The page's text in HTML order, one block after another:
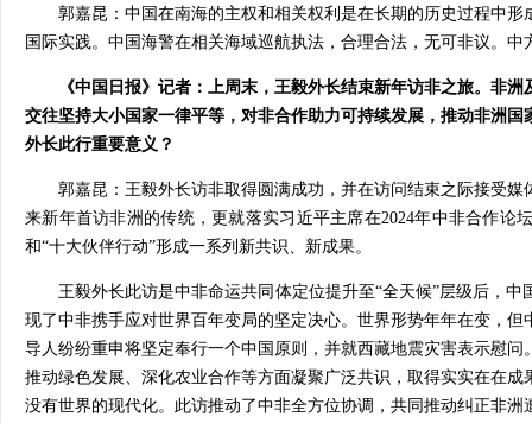
郭嘉昆：中国在南海的主权和相关权利是在长期的历史过程中
国际实践。中国海警在相关海域巡航执法，合理合法，无可非议。
《中国日报》记者：上周末，王毅外长结束新年访非之旅。非
交往坚持大小国家一律平等，对非合作助力可持续发展，推动非洲
外长此行重要意义？
郭嘉昆：王毅外长访非取得圆满成功，并在访问结束之际接受
来新年首访非洲的传统，更就落实习近平主席在2024年中非合作论
和“十大伙伴行动”形成一系列新共识、新成果。
王毅外长此访是中非命运共同体定位提升至“全天候”层级后，
现了中非携手应对世界百年变局的坚定决心。世界形势年年在变，
导人纷纷重申将坚定奉行一个中国原则，并就西藏地震灾害表示慰
推动绿色发展、深化农业合作等方面凝聚广泛共识，取得实实在在
没有世界的现代化。此访推动了中非全方位协调，共同推动纠正非